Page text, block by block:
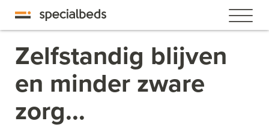
Zelfstandig blijven
en minder zware
zorg...